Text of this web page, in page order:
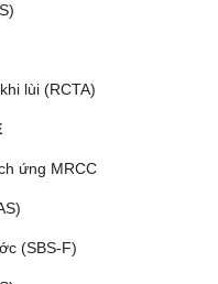
lùi (RCTA)
ứng MRCC
(SBS-F)